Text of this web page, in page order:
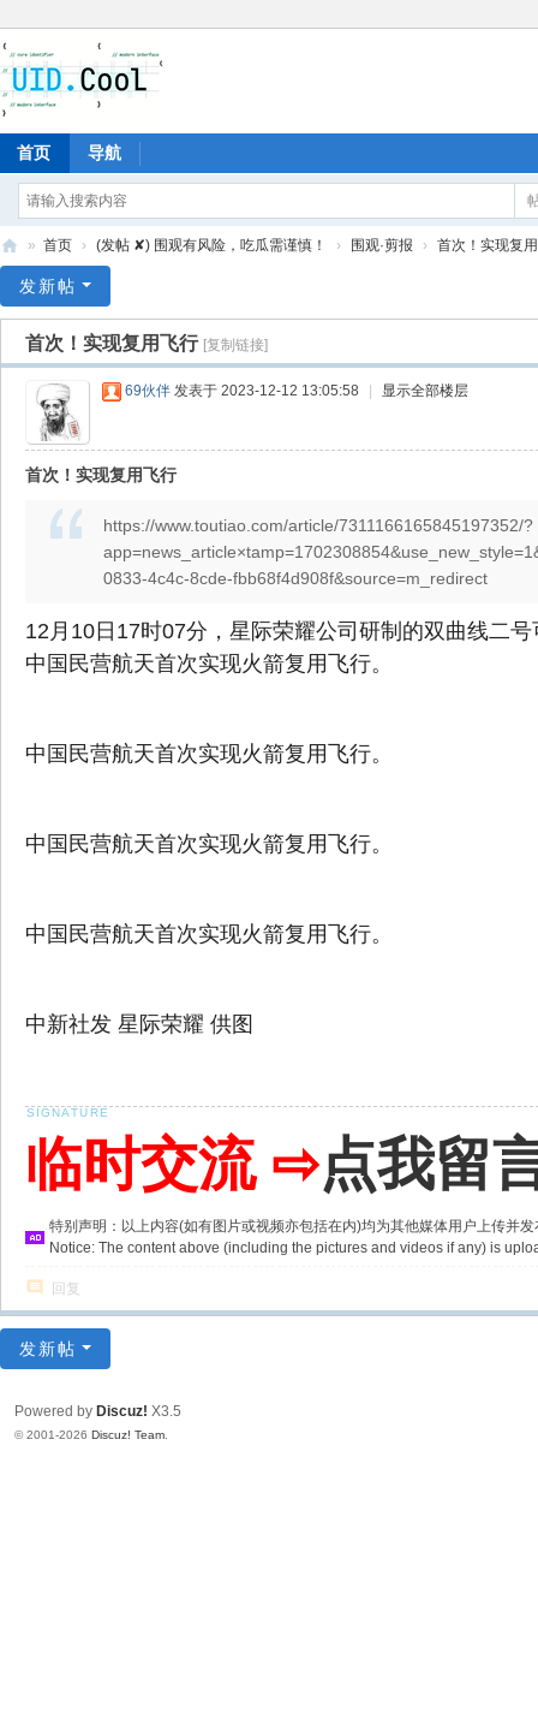
首页 导航
爱
» 首页 › (发帖 ✘) 围观有风险，吃瓜需谨慎！ › 围观·剪报 › 首次！实现复
发新帖
首次！实现复用飞行 [复制链接]
69伙伴 发表于 2023-12-12 13:05:58 显示全部楼层
首次！实现复用飞行
https://www.toutiao.com/article/7311166165845197352/?
0833-4c4c-8cde-fbb68f4d908f&source=m_redirect
12月10日17时07分，星际荣耀公司研制的双曲线二
中国民营航天首次实现火箭复用飞行。
中国民营航天首次实现火箭复用飞行。
中国民营航天首次实现火箭复用飞行。
中国民营航天首次实现火箭复用飞行。
中新社发 星际荣耀 供图
临时交流 ⇨点我留
特别声明：以上内容(如有图片或视频亦包括在内)均为其他媒体用户上传并
Notice: The content above (including the pictures and videos if any) is
回复
发新帖
Powered by Discuz! X3.5
© 2001-2026 Discuz! Team